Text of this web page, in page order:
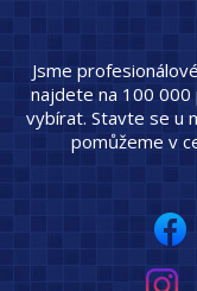
Jsme
najdete na 100
vybírat. Stavte se u
pomůžeme v